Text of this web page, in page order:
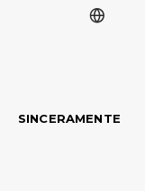
SINCERAMENTE